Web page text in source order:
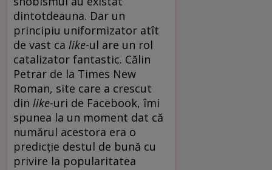
dintotdeauna. Dar un
principiu uniformizator atît
de vast ca like-ul are un rol
catalizator fantastic. Călin
Petrar de la Times New
Roman, site care a crescut
din like-uri de Facebook, îmi
spunea la un moment dat că
numărul acestora era o
predicție destul de bună cu
privire la popularitatea